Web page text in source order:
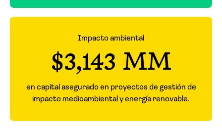
Impacto ambiental
$3,143 MM
en capital asegurado en proyectos de gestión de
impacto medioambiental y energía renovable.